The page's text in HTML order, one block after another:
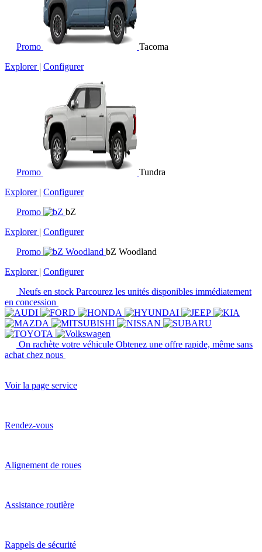
Promo
Tacoma
Explorer | Configurer
Promo
Tundra
Explorer | Configurer
Promo
bZ
Explorer | Configurer
Promo
bZ Woodland
Explorer | Configurer
Neufs en stock Parcourez les unités disponibles immédiatement
en concession
On rachète votre véhicule Obtenez une offre rapide, même sans
achat chez nous
Voir la page service
Rendez-vous
Alignement de roues
Assistance routière
Rappels de sécurité